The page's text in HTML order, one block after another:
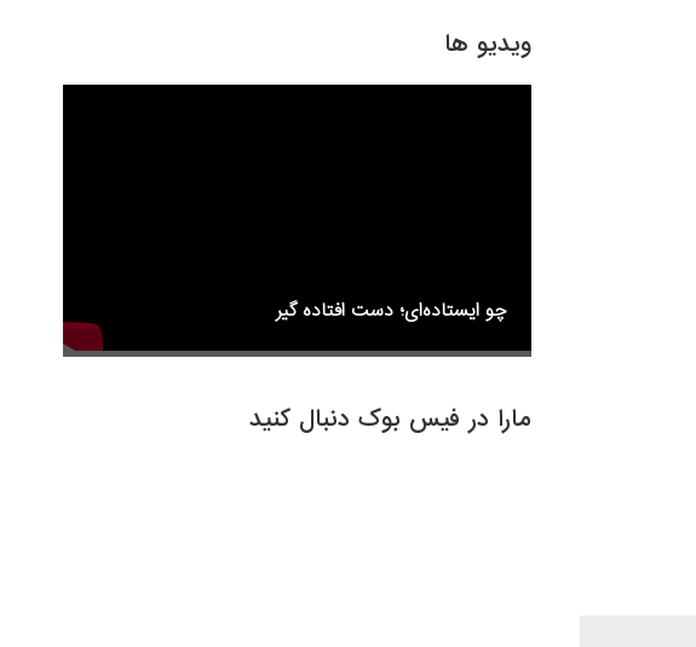
ویدیو ها
چو ایستاده‌ای؛ دست افتاده گیر
مارا در فیس بوک دنبال کنید